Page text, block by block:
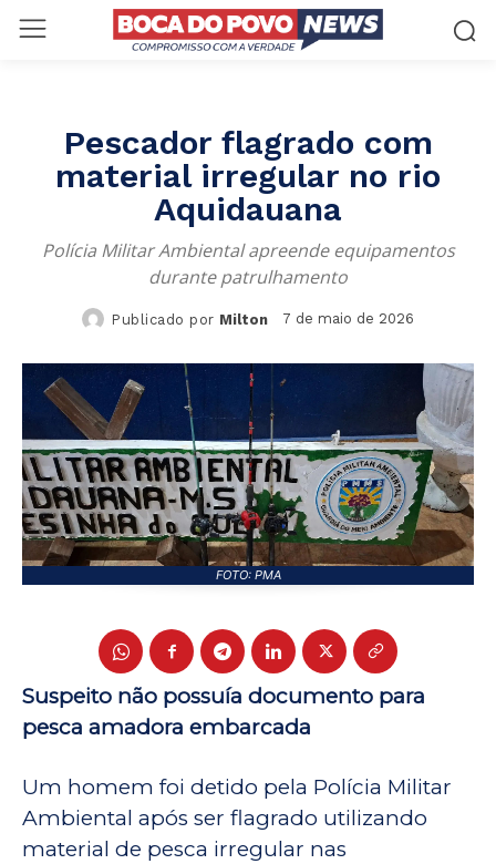
Pescador flagrado com
material irregular no rio
Aquidauana
Polícia Militar Ambiental apreende equipamentos
durante patrulhamento
Publicado por Milton 7 de maio de 2026
FOTO: PMA
Suspeito não possuía documento para
pesca amadora embarcada
Um homem foi detido pela Polícia Militar
Ambiental após ser flagrado utilizando
material de pesca irregular nas